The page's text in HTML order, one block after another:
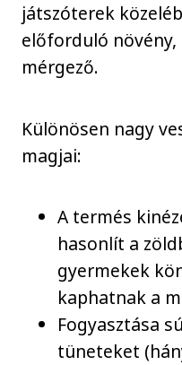
játszóterek
előforduló
mérgező.
Különösen nagy
magjai:
A termés
hasonlít a
gyermekek
kaphatnak a
Fogyasztása
tüneteket